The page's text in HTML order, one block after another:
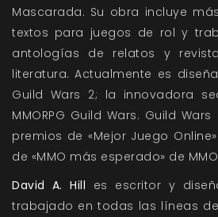
Mascarada. Su obra incluye
textos para juegos de rol y
antologías de relatos y
literatura. Actualmente es
Guild Wars 2; la innovadora
MMORPG Guild Wars. Guild
premios de «Mejor Juego
de «MMO más esperado» de
David A. Hill es escritor y
trabajado en todas las líneas